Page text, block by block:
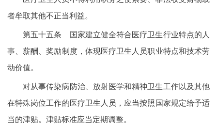
者牟取其他不正当利益。
第五十五条 国家建立健全符合医疗卫生行业特点的人
事、薪酬、奖励制度，体现医疗卫生人员职业特点和技术劳
动价值。
对从事传染病防治、放射医学和精神卫生工作以及其他
在特殊岗位工作的医疗卫生人员，应当按照国家规定给予适
当的津贴。津贴标准应当定期调整。